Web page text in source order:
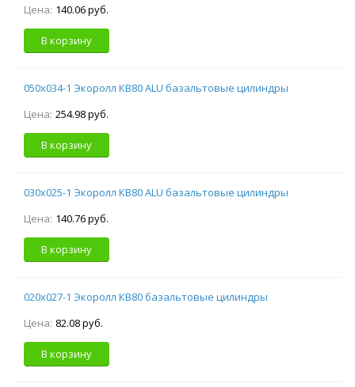
Цена: 140.06 руб.
В корзину
050х034-1 Экоролл КВ80 ALU базальтовые цилиндры
Цена: 254.98 руб.
В корзину
030х025-1 Экоролл КВ80 ALU базальтовые цилиндры
Цена: 140.76 руб.
В корзину
020х027-1 Экоролл КВ80 базальтовые цилиндры
Цена: 82.08 руб.
В корзину